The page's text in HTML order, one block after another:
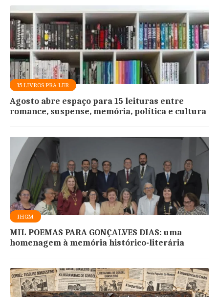
15 LIVROS PRA LER
Agosto abre espaço para 15 leituras entre
romance, suspense, memória, política e cultura
IHGM
MIL POEMAS PARA GONÇALVES DIAS: uma
homenagem à memória histórico-literária